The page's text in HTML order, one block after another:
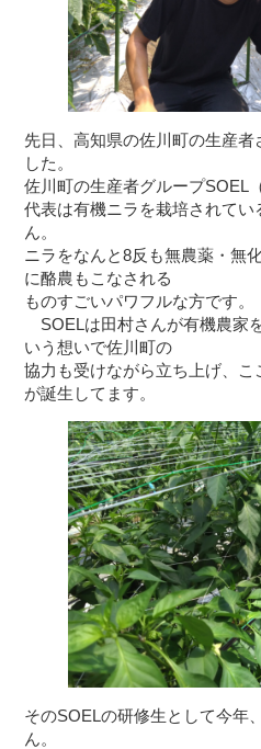
先日、高知県の佐川町の生産者
した。
佐川町の生産者グループSOEL
代表は有機ニラを栽培されてい
ん。
ニラをなんと8反も無農薬・無
に酪農もこなされる
ものすごいパワフルな方です。
SOELは田村さんが有機農家
いう想いで佐川町の
協力も受けながら立ち上げ、
が誕生してます。
そのSOELの研修生として今年
ん。